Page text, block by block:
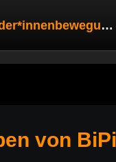
für die
von BiPi